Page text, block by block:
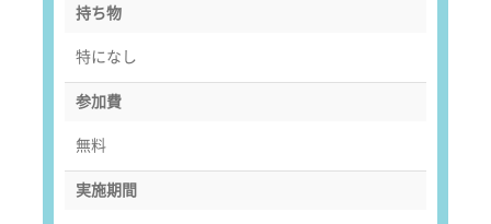
持ち物
特になし
参加費
無料
実施期間